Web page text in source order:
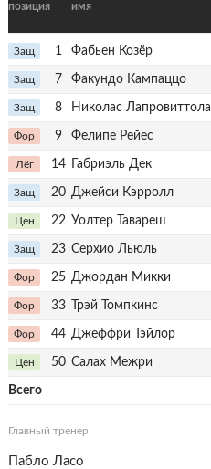
позиция имя
Защ 1 Фабьен Козёр
Защ 7 Факундо Кампаццо
Защ 8 Николас Лапровиттола
Фор 9 Фелипе Рейес
Лёг 14 Габриэль Дек
Защ 20 Джейси Кэрролл
Цен 22 Уолтер Тавареш
Защ 23 Серхио Льюль
Фор 25 Джордан Микки
Фор 33 Трэй Томпкинс
Фор 44 Джеффри Тэйлор
Цен 50 Салах Межри
Всего
Главный тренер
Пабло Ласо